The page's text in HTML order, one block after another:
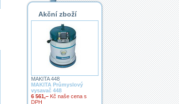
Akční zboží
MAKITA 448
MAKITA Průmyslový
vysavač 448
6 561,– Kč naše cena s
DPH